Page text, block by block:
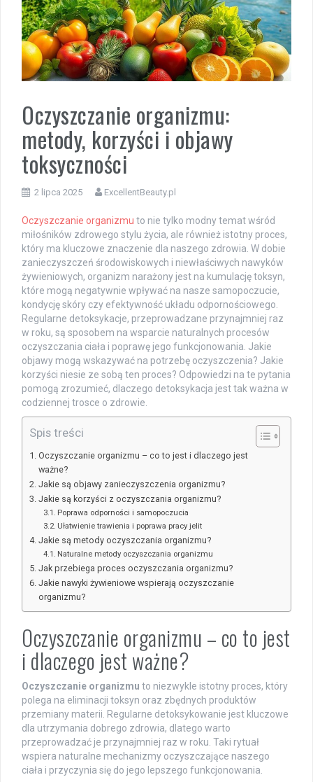
Oczyszczanie organizmu:
metody, korzyści i objawy
toksyczności
2 lipca 2025 ExcellentBeauty.pl
Oczyszczanie organizmu to nie tylko modny temat wśród
miłośników zdrowego stylu życia, ale również istotny proces,
który ma kluczowe znaczenie dla naszego zdrowia. W dobie
zanieczyszczeń środowiskowych i niewłaściwych nawyków
żywieniowych, organizm narażony jest na kumulację toksyn,
które mogą negatywnie wpływać na nasze samopoczucie,
kondycję skóry czy efektywność układu odpornościowego.
Regularne detoksykacje, przeprowadzane przynajmniej raz
w roku, są sposobem na wsparcie naturalnych procesów
oczyszczania ciała i poprawę jego funkcjonowania. Jakie
objawy mogą wskazywać na potrzebę oczyszczenia? Jakie
korzyści niesie ze sobą ten proces? Odpowiedzi na te pytania
pomogą zrozumieć, dlaczego detoksykacja jest tak ważna w
codziennej trosce o zdrowie.
Spis treści
Oczyszczanie organizmu – co to jest i dlaczego jest
ważne?
Jakie są objawy zanieczyszczenia organizmu?
Jakie są korzyści z oczyszczania organizmu?
Poprawa odporności i samopoczucia
Ułatwienie trawienia i poprawa pracy jelit
Jakie są metody oczyszczania organizmu?
Naturalne metody oczyszczania organizmu
Jak przebiega proces oczyszczania organizmu?
Jakie nawyki żywieniowe wspierają oczyszczanie
organizmu?
Oczyszczanie organizmu – co to jest
i dlaczego jest ważne?
Oczyszczanie organizmu to niezwykle istotny proces, który
polega na eliminacji toksyn oraz zbędnych produktów
przemiany materii. Regularne detoksykowanie jest kluczowe
dla utrzymania dobrego zdrowia, dlatego warto
przeprowadzać je przynajmniej raz w roku. Taki rytuał
wspiera naturalne mechanizmy oczyszczające naszego
ciała i przyczynia się do jego lepszego funkcjonowania.